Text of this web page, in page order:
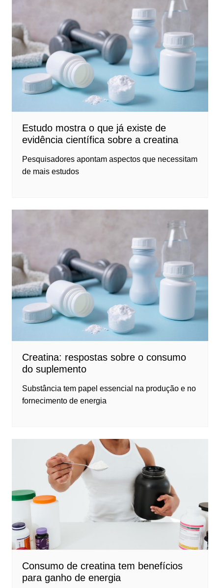
Estudo mostra o que já existe de
evidência científica sobre a creatina
Pesquisadores apontam aspectos que necessitam
de mais estudos
Creatina: respostas sobre o consumo
do suplemento
Substância tem papel essencial na produção e no
fornecimento de energia
Consumo de creatina tem benefícios
para ganho de energia